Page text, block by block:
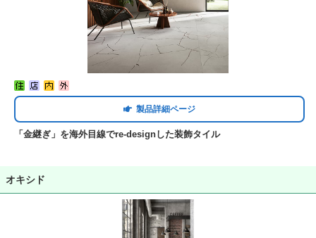
製品詳細ページ
「金継ぎ」を海外目線でre-designした装飾タイル
オキシド